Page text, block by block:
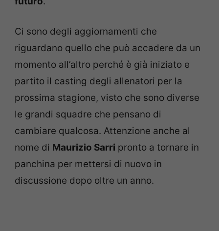
Ci sono degli aggiornamenti che
riguardano quello che può accadere da un
momento all’altro perché è già iniziato e
partito il casting degli allenatori per la
prossima stagione, visto che sono diverse
le grandi squadre che pensano di
cambiare qualcosa. Attenzione anche al
nome di Maurizio Sarri pronto a tornare in
panchina per mettersi di nuovo in
discussione dopo oltre un anno.